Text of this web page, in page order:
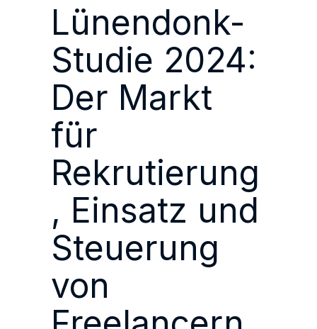
Freelancern
Menge
Lünendonk-
Studie 2024:
Der Markt
für
Rekrutierung
, Einsatz und
Steuerung
von